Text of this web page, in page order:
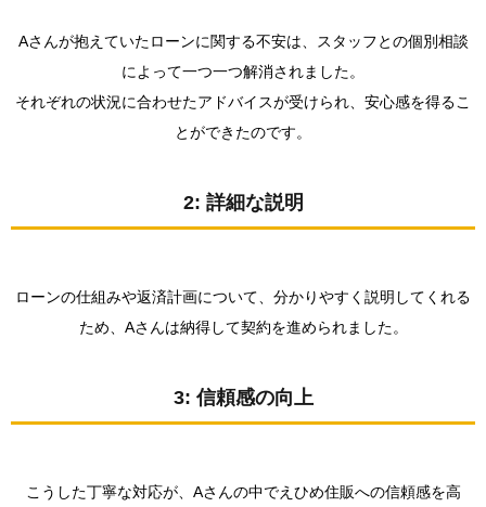
Aさんが抱えていたローンに関する不安は、スタッフとの個別相談
によって一つ一つ解消されました。
それぞれの状況に合わせたアドバイスが受けられ、安心感を得るこ
とができたのです。
2: 詳細な説明
ローンの仕組みや返済計画について、分かりやすく説明してくれる
ため、Aさんは納得して契約を進められました。
3: 信頼感の向上
こうした丁寧な対応が、Aさんの中でえひめ住販への信頼感を高